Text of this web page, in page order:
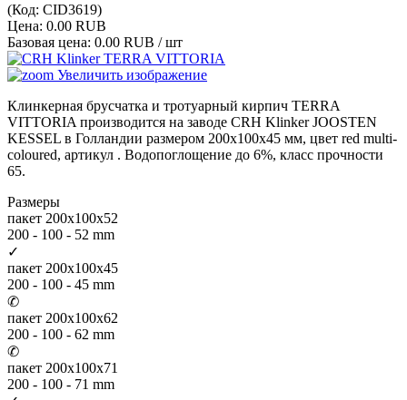
(Код: CID3619)
Цена: 0.00 RUB
Базовая цена: 0.00 RUB / шт
Увеличить изображение
Клинкерная брусчатка и тротуарный кирпич TERRA
VITTORIA производится на заводе CRH Klinker JOOSTEN
KESSEL в Голландии размером 200x100x45 мм, цвет red multi-
coloured, артикул . Водопоглощение до 6%, класс прочности
65.
Размеры
пакет 200x100x52
200 - 100 - 52 mm
✓
пакет 200x100x45
200 - 100 - 45 mm
✆
пакет 200x100x62
200 - 100 - 62 mm
✆
пакет 200x100x71
200 - 100 - 71 mm